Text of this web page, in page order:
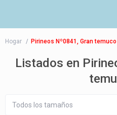
Hogar Pirineos Nº0841, Gran temuco
Listados en
Todos los tamaños